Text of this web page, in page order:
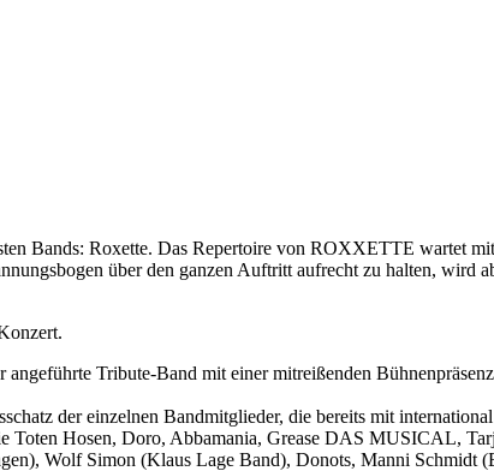
Bands: Roxette. Das Repertoire von ROXXETTE wartet
über den ganzen Auftritt aufrecht zu halten, wird
Tribute-Band mit einer mitreißenden
der einzelnen Bandmitglieder, die bereits mit
Toten Hosen, Doro, Abbamania, Grease DAS MUSICAL,
Wolf Simon (Klaus Lage Band), Donots, Manni Schmidt